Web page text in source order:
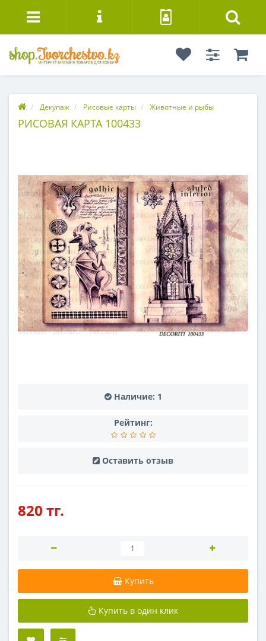
Декупаж Рисовые карты Животные и рыбы
РИСОВАЯ КАРТА 100433
Наличие: 1
Рейтинг:
Оставить отзыв
820 тг.
Купить
Купить в один клик